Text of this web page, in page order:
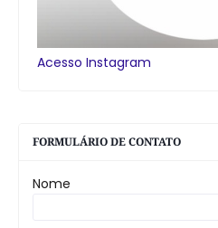
Acesso Instagram
FORMULÁRIO DE CONTATO
Nome